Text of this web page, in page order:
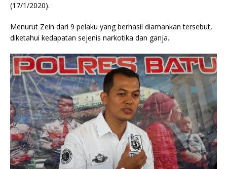
(17/1/2020).
Menurut Zein dari 9 pelaku yang berhasil diamankan tersebut,
diketahui kedapatan sejenis narkotika dan ganja.